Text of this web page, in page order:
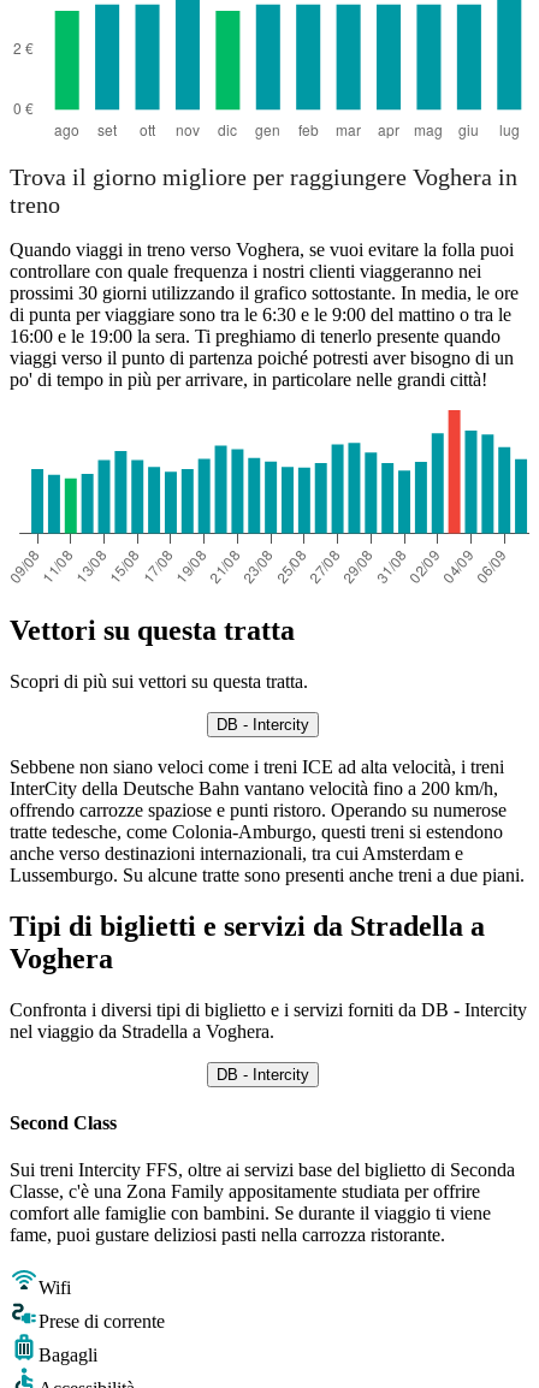
Trova il giorno migliore per raggiungere Voghera in
treno
Quando viaggi in treno verso Voghera, se vuoi evitare la folla puoi
controllare con quale frequenza i nostri clienti viaggeranno nei
prossimi 30 giorni utilizzando il grafico sottostante. In media, le ore
di punta per viaggiare sono tra le 6:30 e le 9:00 del mattino o tra le
16:00 e le 19:00 la sera. Ti preghiamo di tenerlo presente quando
viaggi verso il punto di partenza poiché potresti aver bisogno di un
po' di tempo in più per arrivare, in particolare nelle grandi città!
Vettori su questa tratta
Scopri di più sui vettori su questa tratta.
DB - Intercity
Sebbene non siano veloci come i treni ICE ad alta velocità, i treni
InterCity della Deutsche Bahn vantano velocità fino a 200 km/h,
offrendo carrozze spaziose e punti ristoro. Operando su numerose
tratte tedesche, come Colonia-Amburgo, questi treni si estendono
anche verso destinazioni internazionali, tra cui Amsterdam e
Lussemburgo. Su alcune tratte sono presenti anche treni a due piani.
Tipi di biglietti e servizi da Stradella a
Voghera
Confronta i diversi tipi di biglietto e i servizi forniti da DB - Intercity
nel viaggio da Stradella a Voghera.
DB - Intercity
Second Class
Sui treni Intercity FFS, oltre ai servizi base del biglietto di Seconda
Classe, c'è una Zona Family appositamente studiata per offrire
comfort alle famiglie con bambini. Se durante il viaggio ti viene
fame, puoi gustare deliziosi pasti nella carrozza ristorante.
Wifi
Prese di corrente
Bagagli